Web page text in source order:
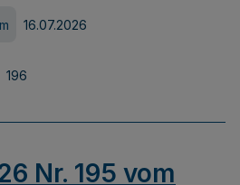
16.07.2026
196
Nr. 195 vom